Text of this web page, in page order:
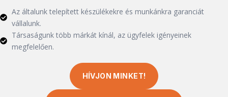
Az általunk telepített készülékekre és munkánkra garanciát
vállalunk.
Társaságunk több márkát kínál, az ügyfelek igényeinek
megfelelően.
HÍVJON MINKET!